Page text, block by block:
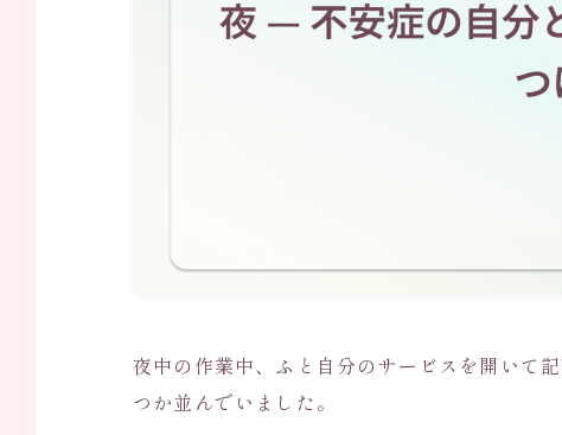
夜中の作業中、ふと自分のサービスを開いて
つか並んでいました。